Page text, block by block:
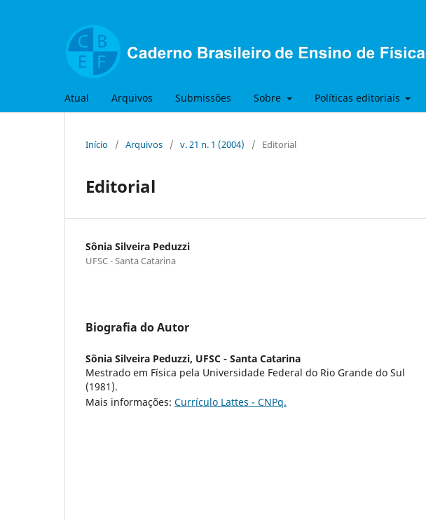
Atual Arquivos Submissões Sobre Políticas editoriais
Início / Arquivos / v. 21 n. 1 (2004) / Editorial
Editorial
Sônia Silveira Peduzzi
UFSC - Santa Catarina
Biografia do Autor
Sônia Silveira Peduzzi, UFSC - Santa Catarina
Mestrado em Física pela Universidade Federal do Rio Grande do Sul
(1981).
Mais informações: Currículo Lattes - CNPq.